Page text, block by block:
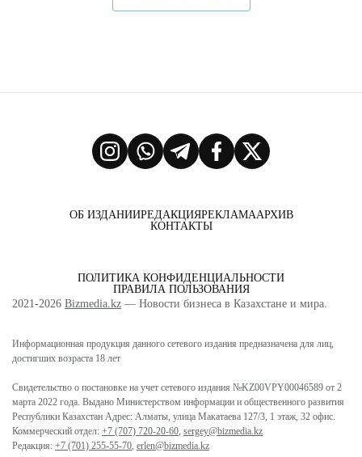
ОБ ИЗДАНИИРЕДАКЦИЯРЕКЛАМААРХИВ
КОНТАКТЫ
ПОЛИТИКА КОНФИДЕНЦИАЛЬНОСТИ
ПРАВИЛА ПОЛЬЗОВАНИЯ
2021-2026 Bizmedia.kz — Новости бизнеса в Казахстане и мира.
Информационная продукция данного сетевого издания предназначена для лиц,
достигших возраста 18 лет
Свидетельство о постановке на учет сетевого издания №KZ00VPY00046589 от 2
марта 2022 года. Выдано Министерством информации и общественного развития
Республики Казахстан Адрес: Алматы, улица Макатаева 127/3, 1 этаж, 32 офис.
Коммерческий отдел: +7 (707) 720-20-60, sergey@bizmedia.kz
Редакция: +7 (701) 255-55-70, erlen@bizmedia.kz